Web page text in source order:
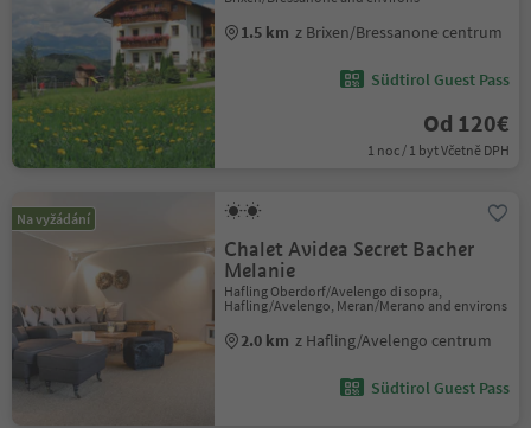
1.5 km z Brixen/Bressanone centrum
Südtirol Guest Pass
Od 120€
1 noc / 1 byt Včetně DPH
Na vyžádání
Chalet Avidea Secret Bacher
Melanie
Hafling Oberdorf/Avelengo di sopra,
Hafling/Avelengo, Meran/Merano and environs
2.0 km z Hafling/Avelengo centrum
Südtirol Guest Pass